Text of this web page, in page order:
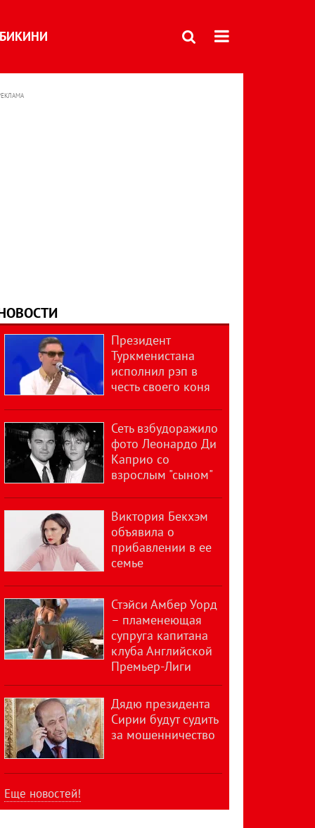
БИКИНИ
Президент
Туркменистана
исполнил рэп в
честь своего коня
Сеть взбудоражило
фото Леонардо Ди
Каприо со
взрослым "сыном"
Виктория Бекхэм
объявила о
прибавлении в ее
семье
Стэйси Амбер Уорд
– пламенеющая
супруга капитана
клуба Английской
Премьер-Лиги
Дядю президента
Сирии будут судить
за мошенничество
Еще новостей!